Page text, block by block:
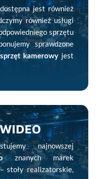
jest również
również usługi
sprzętu
sprawdzone
sprzęt kamerowy jest
najnowszej
znanych marek
stoły realizatorskie,